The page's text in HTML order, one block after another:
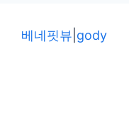
베네핏뷰 gody